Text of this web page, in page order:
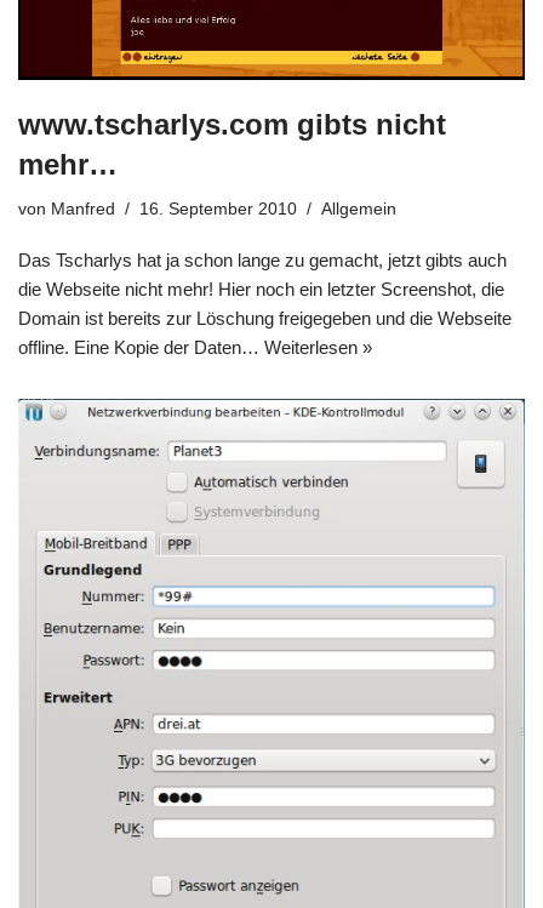
www.tscharlys.com gibts nicht
mehr…
von Manfred 16. September 2010 Allgemein
Das Tscharlys hat ja schon lange zu gemacht, jetzt gibts auch
die Webseite nicht mehr! Hier noch ein letzter Screenshot, die
Domain ist bereits zur Löschung freigegeben und die Webseite
offline. Eine Kopie der Daten… Weiterlesen »